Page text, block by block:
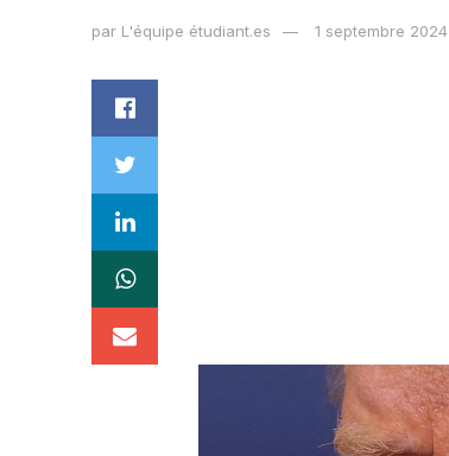
par L'équipe étudiant.es 1 septembre 2024